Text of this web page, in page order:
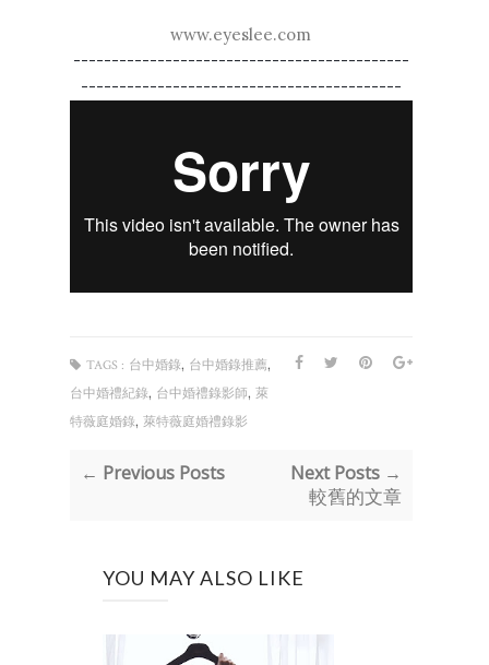
www.eyeslee.com
--------------------------------------------
------------------------------------------
TAGS : 台中婚錄, 台中婚錄推薦,
台中婚禮紀錄, 台中婚禮錄影師, 萊
特薇庭婚錄, 萊特薇庭婚禮錄影
← Previous Posts Next Posts →
較舊的文章
YOU MAY ALSO LIKE